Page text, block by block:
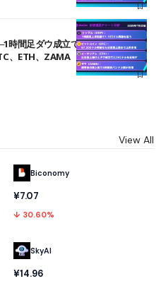
時間足ダウ成立で1.185ドルを狙う
、ETH、ZAMA
View All
Biconomy
¥7.07
↓ 30.60%
SkyAI
¥14.96